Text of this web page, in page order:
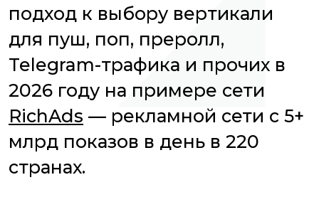
подход к выбору вертикали
для пуш, поп, преролл,
Telegram-трафика и прочих в
2026 году на примере сети
RichAds — рекламной сети с 5+
млрд показов в день в 220
странах.